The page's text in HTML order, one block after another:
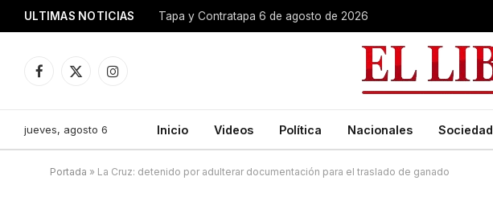
ULTIMAS NOTICIAS Tapa y Contratapa 6 de agosto de 2026
Facebook
X
Instagram
jueves, agosto 6 Inicio Videos Política Nacionales Sociedad
Portada » La Cruz: detenido por adulterar documentación para el traslado de ganado